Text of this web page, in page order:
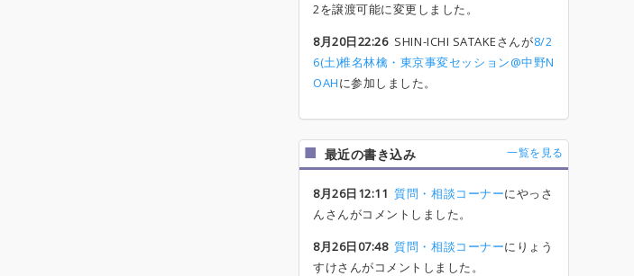
2を譲渡可能に変更しました。
8月20日22:26SHIN-ICHI SATAKEさんが8/2
6(土)椎名林檎・東京事変セッション@中野N
OAHに参加しました。
最近の書き込み 一覧を見る
8月26日12:11 質問・相談コーナーにやっさ
んさんがコメントしました。
8月26日07:48 質問・相談コーナーにりょう
すけさんがコメントしました。